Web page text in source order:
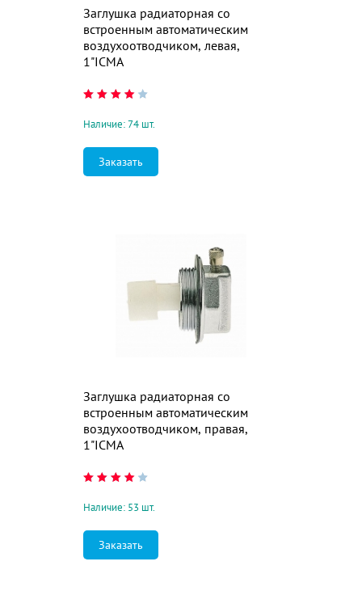
Заглушка радиаторная со
встроенным автоматическим
воздухоотводчиком, левая,
1"ICMA
Заказать
Наличие: 74 шт.
Заглушка радиаторная со
встроенным автоматическим
воздухоотводчиком, правая,
1"ICMA
Заказать
Наличие: 53 шт.